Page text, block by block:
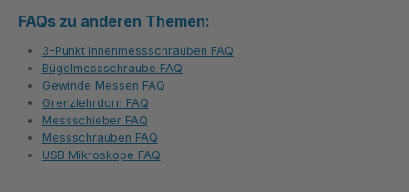
FAQs zu anderen Themen:
3-Punkt Innenmessschrauben FAQ
Bügelmessschraube FAQ
Gewinde Messen FAQ
Grenzlehrdorn FAQ
Messschieber FAQ
Messschrauben FAQ
USB Mikroskope FAQ